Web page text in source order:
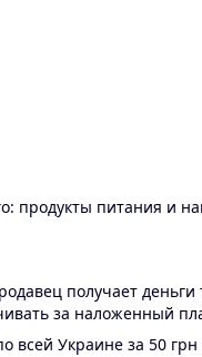
продукты питания и
получает деньги
за наложенный
всей Украине за 50